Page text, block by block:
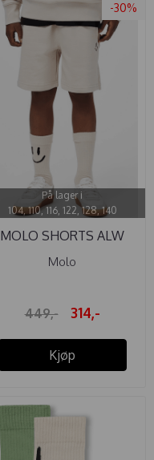
-30%
På lager i
104, 110, 116, 122, 128, 140
MOLO SHORTS ALW
SUMMER SAND
Molo
449,- 314,-
Kjøp